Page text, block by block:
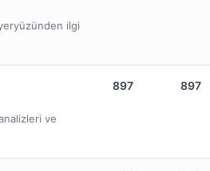
ilgi
ve
897 897